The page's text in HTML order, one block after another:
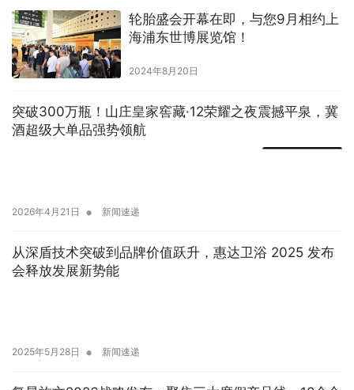
轮胎盛会开幕在即，与您9月相约上
海浦东世博展览馆！
2024年8月20日
突破300万瓶！山庄皇家窖藏·12荣耀之夜震撼平泉，冀
酒超级大单品强势领航
2026年4月21日 • 新闻速递
从深盾技术突破到品牌价值跃升，惠达卫浴 2025 发布
会释放发展新势能
2025年5月28日 • 新闻速递